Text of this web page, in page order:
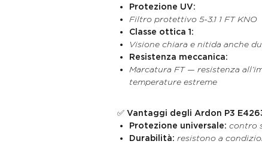
Protezione UV:
Filtro protettivo 5-3.1 1 FT KNO
Classe ottica 1:
Visione chiara e nitida anche
Resistenza meccanica:
Marcatura FT — resistenza
temperature estreme
✅ Vantaggi degli Ardon P3
Protezione universale: contro
Durabilità: resistono a